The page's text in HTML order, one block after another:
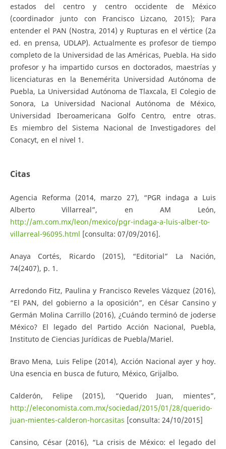
estados del centro y centro occidente de México
(coordinador junto con Francisco Lizcano, 2015); Para
entender el PAN (Nostra, 2014) y Rupturas en el vértice (2a
ed. en prensa, UDLAP). Actualmente es profesor de tiempo
completo de la Universidad de las Américas, Puebla. Ha sido
profesor y ha impartido cursos en doctorados, maestrías y
licenciaturas en la Benemérita Universidad Autónoma de
Puebla, La Universidad Autónoma de Tlaxcala, El Colegio de
Sonora, La Universidad Nacional Autónoma de México,
Universidad Iberoamericana Golfo Centro, entre otras.
Es miembro del Sistema Nacional de Investigadores del
Conacyt, en el nivel 1.
Citas
Agencia Reforma (2014, marzo 27), “PGR indaga a Luis
Alberto Villarreal”, en AM León,
http://am.com.mx/leon/mexico/pgr-indaga-a-luis-alber-to-
villarreal-96095.html [consulta: 07/09/2016].
Anaya Cortés, Ricardo (2015), “Editorial” La Nación,
74(2407), p. 1.
Arredondo Fitz, Paulina y Francisco Reveles Vázquez (2016),
“El PAN, del gobierno a la oposición”, en César Cansino y
Germán Molina Carrillo (2016), ¿Cuándo terminó de joderse
México? El legado del Partido Acción Nacional, Puebla,
Instituto de Ciencias Jurídicas de Puebla/Mariel.
Bravo Mena, Luis Felipe (2014), Acción Nacional ayer y hoy.
Una esencia en busca de futuro, México, Grijalbo.
Calderón, Felipe (2015), “Querido Juan, mientes”,
http://eleconomista.com.mx/sociedad/2015/01/28/querido-
juan-mientes-calderon-horcasitas [consulta: 24/10/2015]
Cansino, César (2016), “La crisis de México: el legado del